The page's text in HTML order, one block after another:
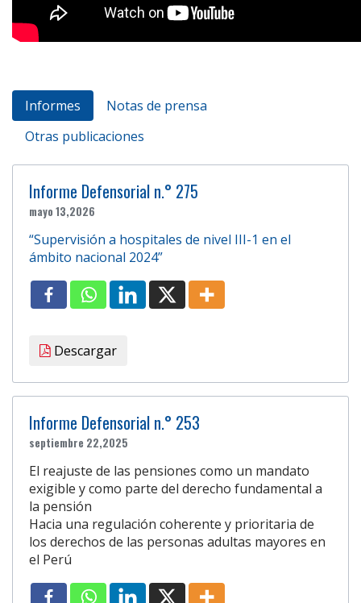
Informes
Notas de prensa
Otras publicaciones
Informe Defensorial n.° 275
mayo 13,2026
“Supervisión a hospitales de nivel III-1 en el
ámbito nacional 2024”
Descargar
Informe Defensorial n.° 253
septiembre 22,2025
El reajuste de las pensiones como un mandato
exigible y como parte del derecho fundamental a
la pensión
Hacia una regulación coherente y prioritaria de
los derechos de las personas adultas mayores en
el Perú